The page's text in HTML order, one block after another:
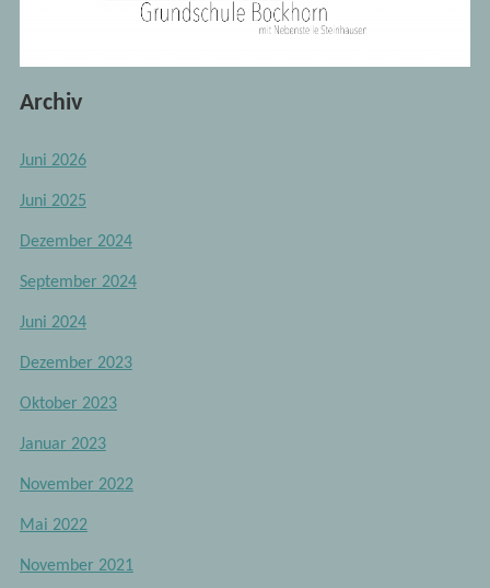
Archiv
Juni 2026
Juni 2025
Dezember 2024
September 2024
Juni 2024
Dezember 2023
Oktober 2023
Januar 2023
November 2022
Mai 2022
November 2021